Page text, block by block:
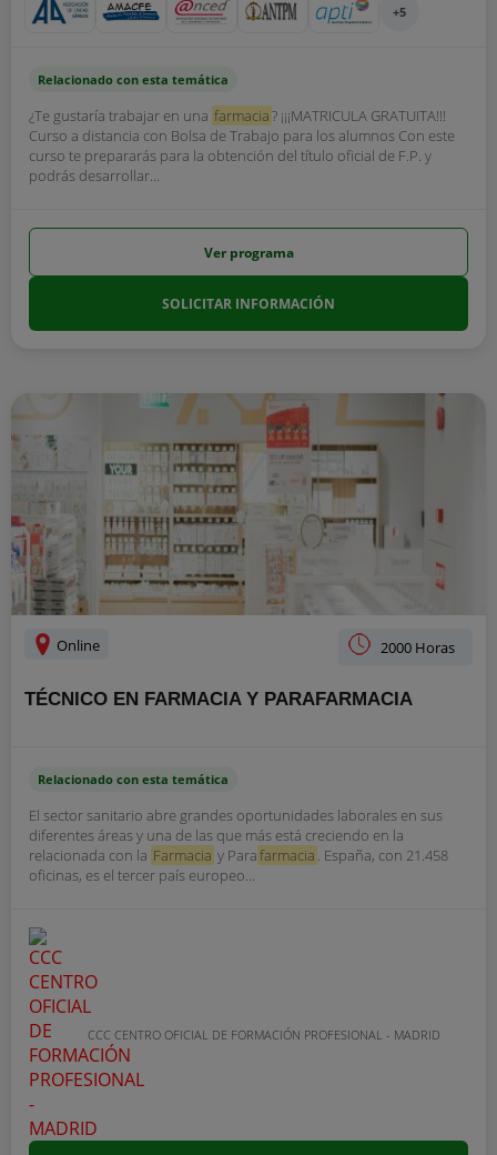
+5
Relacionado con esta temática
¿Te gustaría trabajar en una farmacia? ¡¡¡MATRICULA GRATUITA!!!
Curso a distancia con Bolsa de Trabajo para los alumnos Con este
curso te prepararás para la obtención del título oficial de F.P. y
podrás desarrollar...
Ver programa
SOLICITAR INFORMACIÓN
Online 2000 Horas
TÉCNICO EN FARMACIA Y PARAFARMACIA
Relacionado con esta temática
El sector sanitario abre grandes oportunidades laborales en sus
diferentes áreas y una de las que más está creciendo en la
relacionada con la Farmacia y Parafarmacia . España, con 21.458
oficinas, es el tercer país europeo...
CCC CENTRO OFICIAL DE FORMACIÓN PROFESIONAL - MADRID